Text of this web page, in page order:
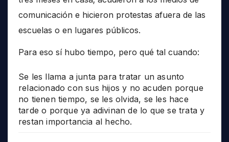
comunicación e hicieron protestas afuera de las
escuelas o en lugares públicos.
Para eso sí hubo tiempo, pero qué tal cuando:
Se les llama a junta para tratar un asunto
relacionado con sus hijos y no acuden porque
no tienen tiempo, se les olvida, se les hace
tarde o porque ya adivinan de lo que se trata y
restan importancia al hecho.